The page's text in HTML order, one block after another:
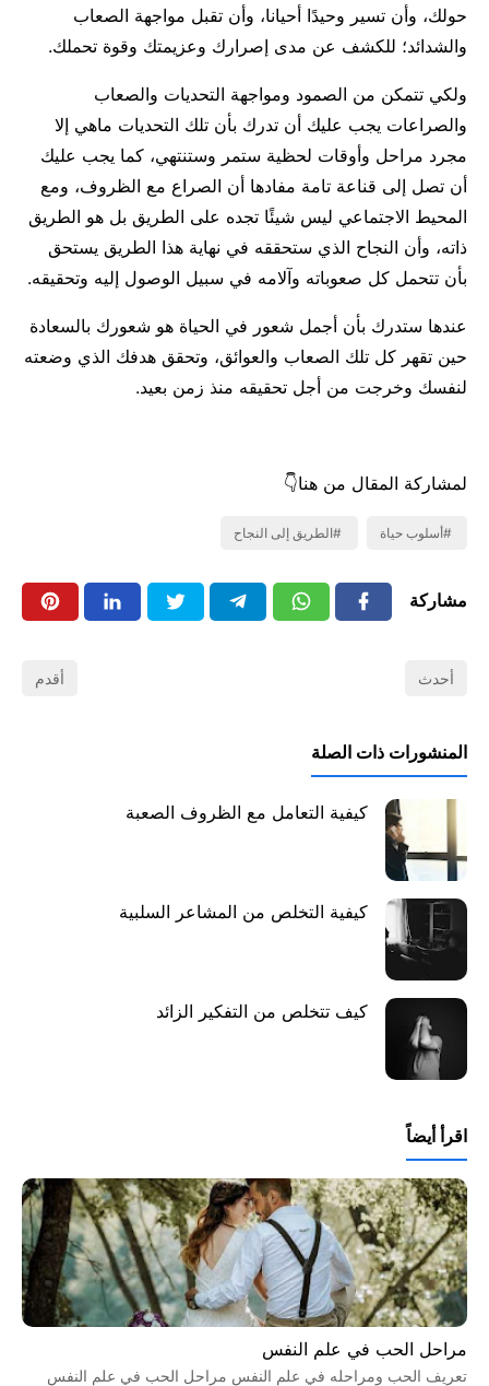
حولك، وأن تسير وحيدًا أحيانا، وأن تقبل مواجهة الصعاب
والشدائد؛ للكشف عن مدى إصرارك وعزيمتك وقوة تحملك.
ولكي تتمكن من الصمود ومواجهة التحديات والصعاب
والصراعات يجب عليك أن تدرك بأن تلك التحديات ماهي إلا
مجرد مراحل وأوقات لحظية ستمر وستنتهي، كما يجب عليك
أن تصل إلى قناعة تامة مفادها أن الصراع مع الظروف، ومع
المحيط الاجتماعي ليس شيئًا تجده على الطريق بل هو الطريق
ذاته، وأن النجاح الذي ستحققه في نهاية هذا الطريق يستحق
بأن تتحمل كل صعوباته وآلامه في سبيل الوصول إليه وتحقيقه.
عندها ستدرك بأن أجمل شعور في الحياة هو شعورك بالسعادة
حين تقهر كل تلك الصعاب والعوائق، وتحقق هدفك الذي وضعته
لنفسك وخرجت من أجل تحقيقه منذ زمن بعيد.
لمشاركة المقال من هنا👇
أسلوب حياة الطريق إلى النجاح
مشاركة
أحدث أقدم
المنشورات ذات الصلة
كيفية التعامل مع الظروف الصعبة
كيفية التخلص من المشاعر السلبية
كيف تتخلص من التفكير الزائد
اقرأ أيضاً
مراحل الحب في علم النفس
تعريف الحب ومراحله في علم النفس مراحل الحب في علم النفس